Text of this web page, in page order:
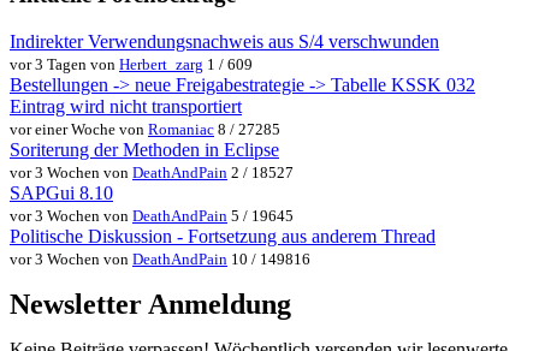
Indirekter Verwendungsnachweis aus S/4 verschwunden
vor 3 Tagen von Herbert_zarg 1 / 609
Bestellungen -> neue Freigabestrategie -> Tabelle KSSK 032
Eintrag wird nicht transportiert
vor einer Woche von Romaniac 8 / 27285
Soriterung der Methoden in Eclipse
vor 3 Wochen von DeathAndPain 2 / 18527
SAPGui 8.10
vor 3 Wochen von DeathAndPain 5 / 19645
Politische Diskussion - Fortsetzung aus anderem Thread
vor 3 Wochen von DeathAndPain 10 / 149816
Newsletter Anmeldung